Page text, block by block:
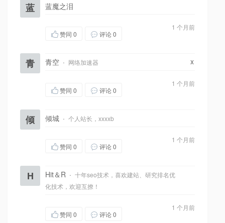
蓝 蓝魔之泪
1 个月前
赞同 0 评论 0
青 青空 · 网络加速器 x
1 个月前
赞同 0 评论 0
倾 倾城 · 个人站长，xxxxb
1 个月前
赞同 0 评论 0
H Hit＆R · 十年seo技术，喜欢建站、研究排名优
化技术，欢迎互撩！
1 个月前
赞同 0 评论 0